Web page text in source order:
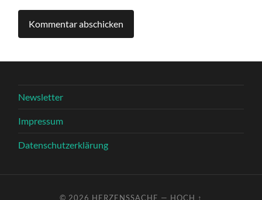
Newsletter
Impressum
Datenschutzerklärung
© 2026 HERZENSSACHE — HOCH ↑